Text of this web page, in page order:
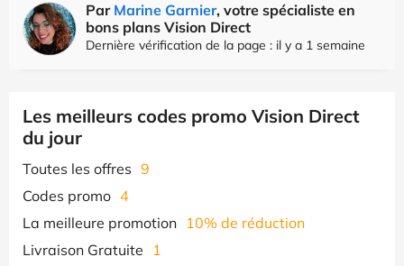
Par Marine Garnier, votre spécialiste en
bons plans Vision Direct
Dernière vérification de la page : il y a 1 semaine
Les meilleurs codes promo Vision Direct
du jour
Toutes les offres 9
Codes promo 4
La meilleure promotion 10% de réduction
Livraison Gratuite
1